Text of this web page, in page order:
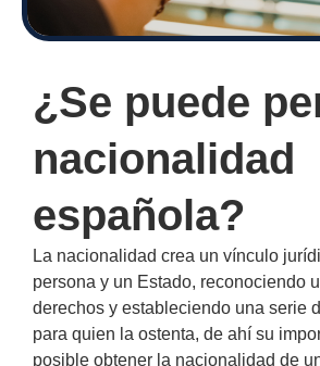
¿Se puede
nacionalidad
española?
La nacionalidad crea un vínculo
persona y un Estado, reconociendo
derechos y estableciendo una serie
para quien la ostenta, de ahí su
posible obtener la nacionalidad de